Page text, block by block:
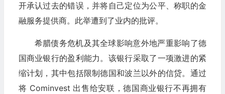
开承认过去的错误，并将自己定位为公平、称职的金
融服务提供商。此举遭到了业内的批评。
希腊债务危机及其全球影响意外地严重影响了德
国商业银行的盈利能力。该银行采取了一项激进的紧
缩计划，其中包括限制德国和波兰以外的信贷。通过
将 Cominvest 出售给安联，德国商业银行不再拥有